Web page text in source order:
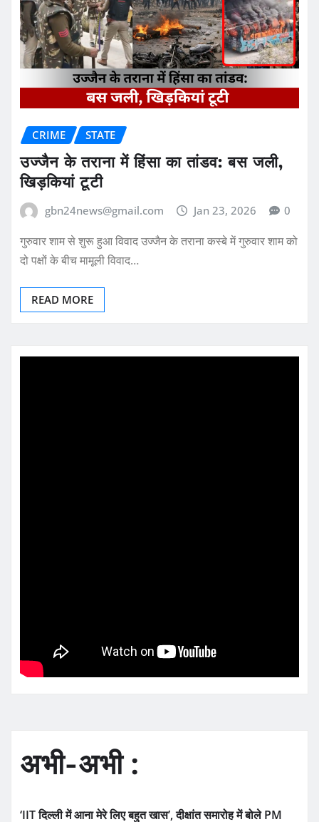
CRIME STATE
उज्जैन के तराना में हिंसा का तांडव: बस जली,
खिड़कियां टूटी
gbn24news@gmail.com Jan 23, 2026 0
गुरुवार शाम से शुरू हुआ विवाद उज्जैन के तराना कस्बे में गुरुवार शाम को
दो पक्षों के बीच मामूली विवाद…
READ MORE
अभी-अभी :
‘IIT दिल्ली में आना मेरे लिए बहुत खास’, दीक्षांत समारोह में बोले PM